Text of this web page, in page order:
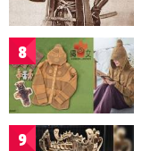
8
9